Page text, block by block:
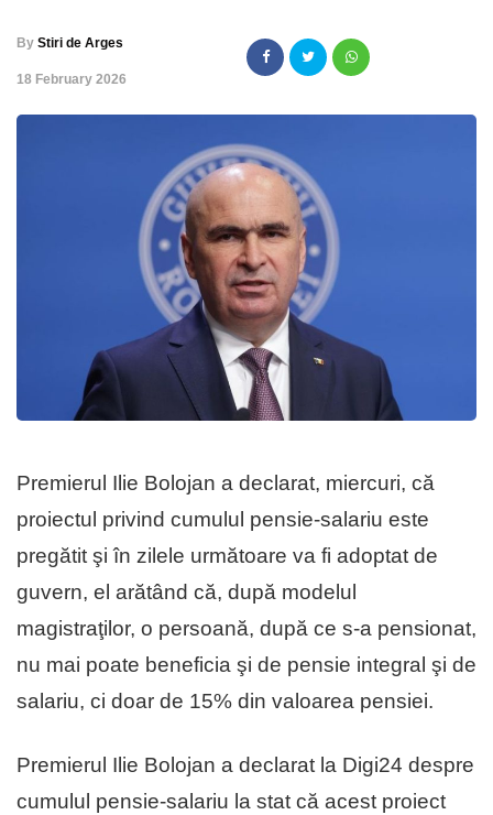
By Stiri de Arges
,18 February 2026
Premierul Ilie Bolojan a declarat, miercuri, că
proiectul privind cumulul pensie-salariu este
pregătit şi în zilele următoare va fi adoptat de
guvern, el arătând că, după modelul
magistraţilor, o persoană, după ce s-a pensionat,
nu mai poate beneficia şi de pensie integral şi de
salariu, ci doar de 15% din valoarea pensiei.
Premierul Ilie Bolojan a declarat la Digi24 despre
cumulul pensie-salariu la stat că acest proiect